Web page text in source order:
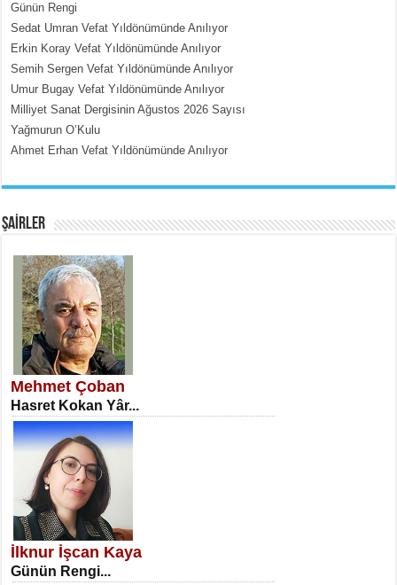
MEHMET ÇOBAN
İçerdeki Put Dışardaki Maskeler...
SATILMIŞ ÜMİT ÇETİNKAYA
Erkenlik...
NECLA DİLEK ARSLAN
Öğretmenler Günü Mahkemesi...
Günün Rengi
Sedat Umran Vefat Yıldönümünde Anılıyor
Erkin Koray Vefat Yıldönümünde Anılıyor
Semih Sergen Vefat Yıldönümünde Anılıyor
Umur Bugay Vefat Yıldönümünde Anılıyor
Milliyet Sanat Dergisinin Ağustos 2026 Sayısı
Yağmurun O’Kulu
Ahmet Erhan Vefat Yıldönümünde Anılıyor
ŞAİRLER
Mehmet Çoban
Hasret Kokan Yâr...
İlknur İşcan Kaya
Günün Rengi...